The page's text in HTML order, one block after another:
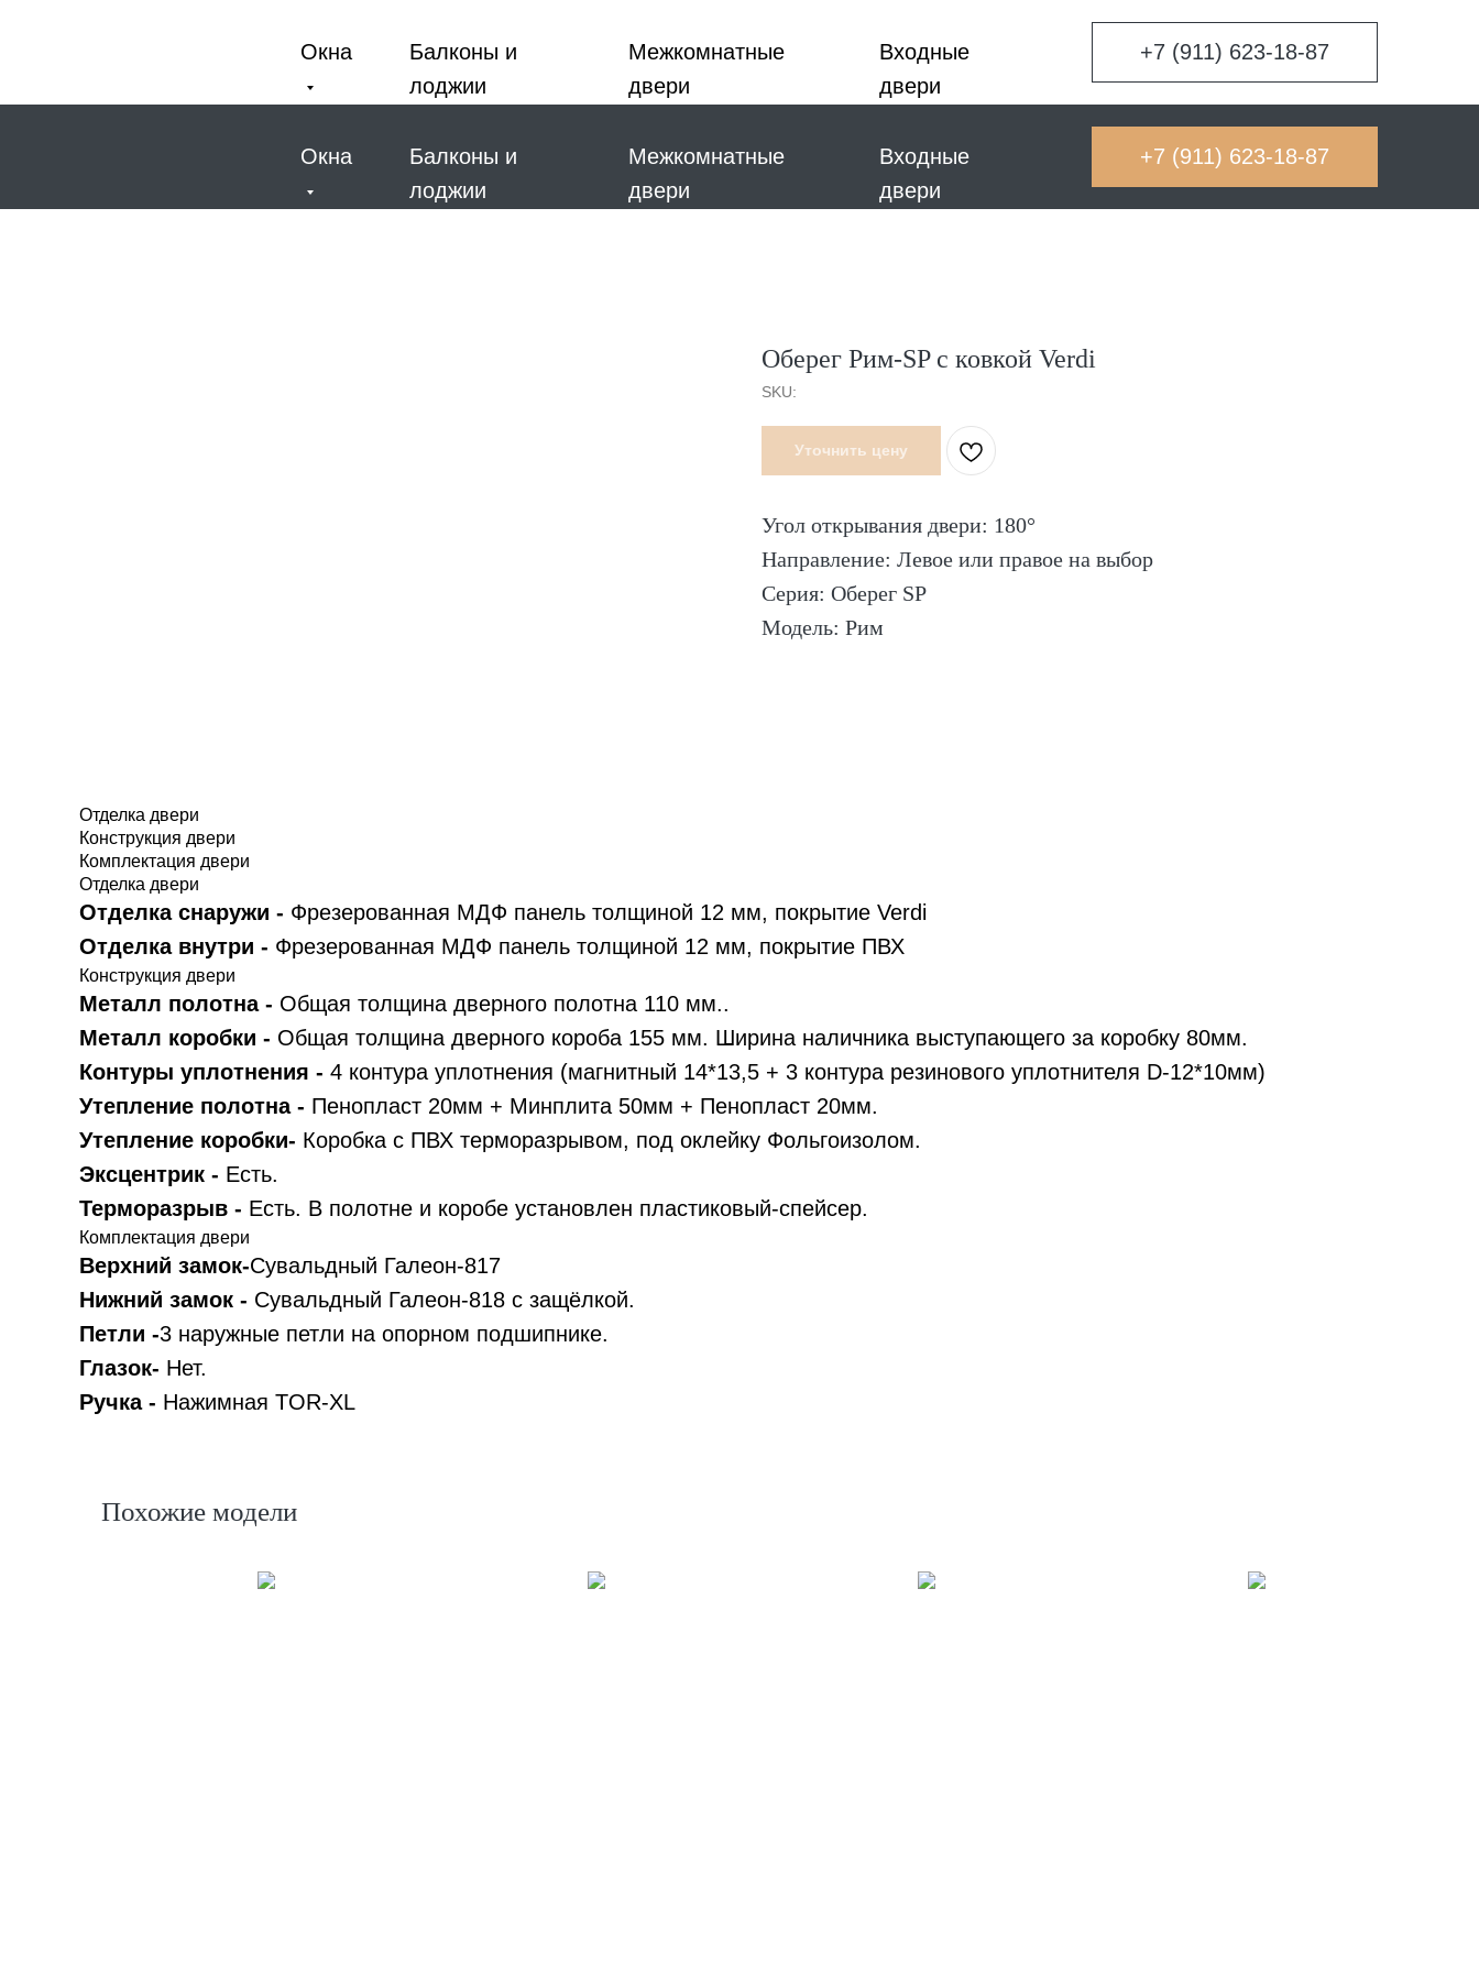
+7 (911) 623-18-87
Окна
Балконы и
лоджии
Межкомнатные
двери
Входные
двери
+7 (911) 623-18-87
Окна
Балконы и
лоджии
Межкомнатные
двери
Входные
двери
Оберег Рим-SP с ковкой Verdi
SKU:
Уточнить цену
Угол открывания двери: 180°
Направление: Левое или правое на выбор
Серия: Оберег SP
Модель: Рим
Отделка двери
Конструкция двери
Комплектация двери
Отделка двери
Отделка снаружи - Фрезерованная МДФ панель толщиной 12 мм, покрытие Verdi
Отделка внутри - Фрезерованная МДФ панель толщиной 12 мм, покрытие ПВХ
Конструкция двери
Металл полотна - Общая толщина дверного полотна 110 мм..
Металл коробки - Общая толщина дверного короба 155 мм. Ширина наличника выступающего за коробку 80мм.
Контуры уплотнения - 4 контура уплотнения (магнитный 14*13,5 + 3 контура резинового уплотнителя D-12*10мм)
Утепление полотна - Пенопласт 20мм + Минплита 50мм + Пенопласт 20мм.
Утепление коробки- Коробка с ПВХ терморазрывом, под оклейку Фольгоизолом.
Эксцентрик - Есть.
Терморазрыв - Есть. В полотне и коробе установлен пластиковый-спейсер.
Комплектация двери
Верхний замок-Сувальдный Галеон-817
Нижний замок - Сувальдный Галеон-818 с защёлкой.
Петли -3 наружные петли на опорном подшипнике.
Глазок- Нет.
Ручка - Нажимная TOR-XL
Похожие модели